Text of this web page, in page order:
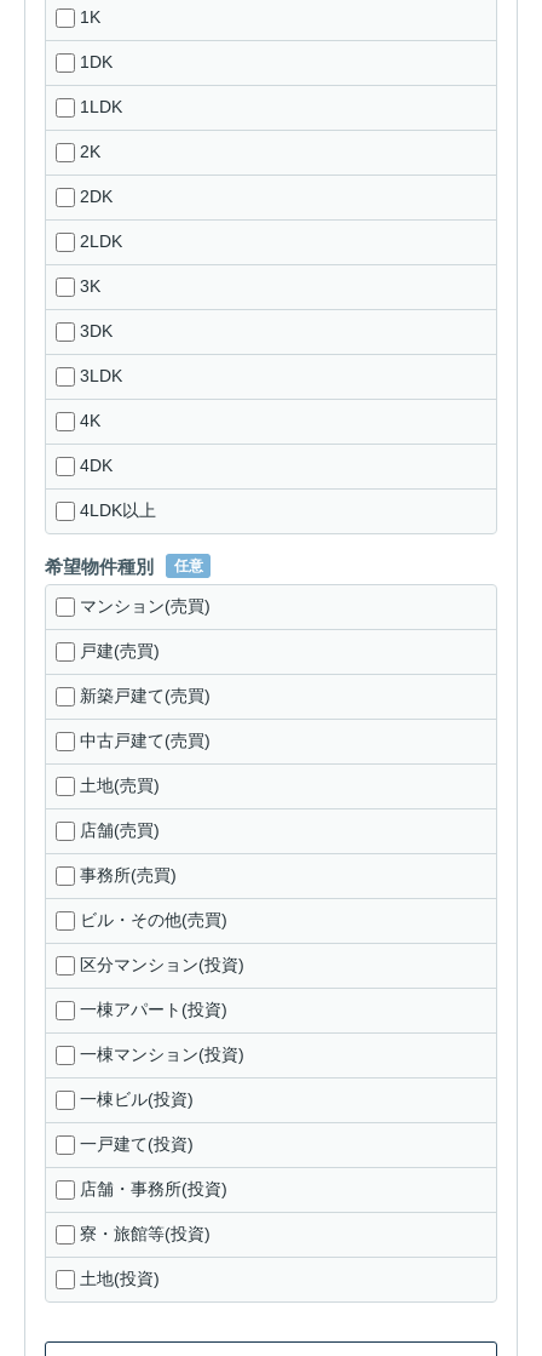
1K
1DK
1LDK
2K
2DK
2LDK
3K
3DK
3LDK
4K
4DK
4LDK以上
希望物件種別 任意
マンション(売買)
戸建(売買)
新築戸建て(売買)
中古戸建て(売買)
土地(売買)
店舗(売買)
事務所(売買)
ビル・その他(売買)
区分マンション(投資)
一棟アパート(投資)
一棟マンション(投資)
一棟ビル(投資)
一戸建て(投資)
店舗・事務所(投資)
寮・旅館等(投資)
土地(投資)